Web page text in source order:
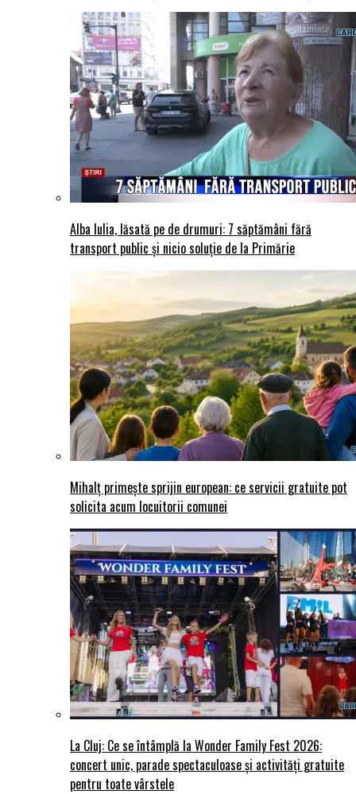
Alba Iulia, lăsată pe de drumuri: 7 săptămâni fără
transport public și nicio soluție de la Primărie
Mihalț primește sprijin european: ce servicii gratuite pot
solicita acum locuitorii comunei
La Cluj: Ce se întâmplă la Wonder Family Fest 2026:
concert unic, parade spectaculoase și activități gratuite
pentru toate vârstele